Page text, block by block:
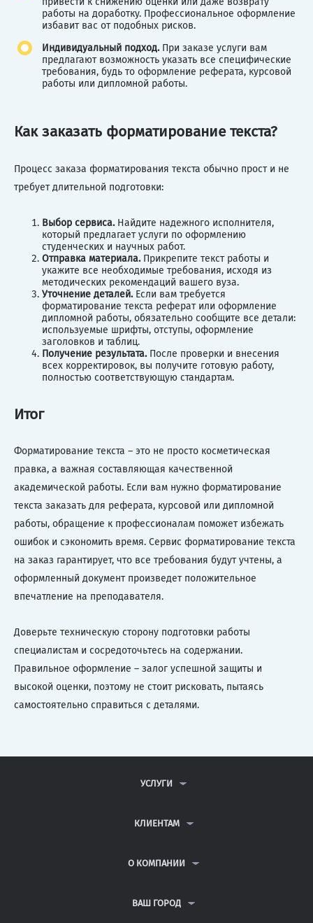
работы на доработку. Профессиональное оформление
избавит вас от подобных рисков.
Индивидуальный подход.При заказе услуги вам
предлагают возможность указать все специфические
требования, будь то оформление реферата, курсовой
работы или дипломной работы.
Как заказать форматирование текста?
Процесс заказа форматирования текста обычно прост и не
требует длительной подготовки:
Выбор сервиса.Найдите надежного исполнителя,
который предлагает услуги по оформлению
студенческих и научных работ.
Отправка материала.Прикрепите текст работы и
укажите все необходимые требования, исходя из
методических рекомендаций вашего вуза.
Уточнение деталей.Если вам требуется
форматирование текста реферат или оформление
дипломной работы, обязательно сообщите все детали:
используемые шрифты, отступы, оформление
заголовков и таблиц.
Получение результата.После проверки и внесения
всех корректировок, вы получите готовую работу,
полностью соответствующую стандартам.
Итог
Форматирование текста – это не просто косметическая
правка, а важная составляющая качественной
академической работы. Если вам нужно форматирование
текста заказать для реферата, курсовой или дипломной
работы, обращение к профессионалам поможет избежать
ошибок и сэкономить время. Сервис форматирование текста
на заказ гарантирует, что все требования будут учтены, а
оформленный документ произведет положительное
впечатление на преподавателя.
Доверьте техническую сторону подготовки работы
специалистам и сосредоточьтесь на содержании.
Правильное оформление – залог успешной защиты и
высокой оценки, поэтому не стоит рисковать, пытаясь
самостоятельно справиться с деталями.
УСЛУГИ
ДИПЛОМНЫЕ РАБОТЫ
РЕФЕРАТЫ
КЛИЕНТАМ
ВОПРОСЫ И ОТВЕТЫ
ПОЛИТИКА КОНФИДЕНЦИАЛЬНОСТИ
О КОМПАНИИ
КОНТАКТЫ
ВАШ ГОРОД